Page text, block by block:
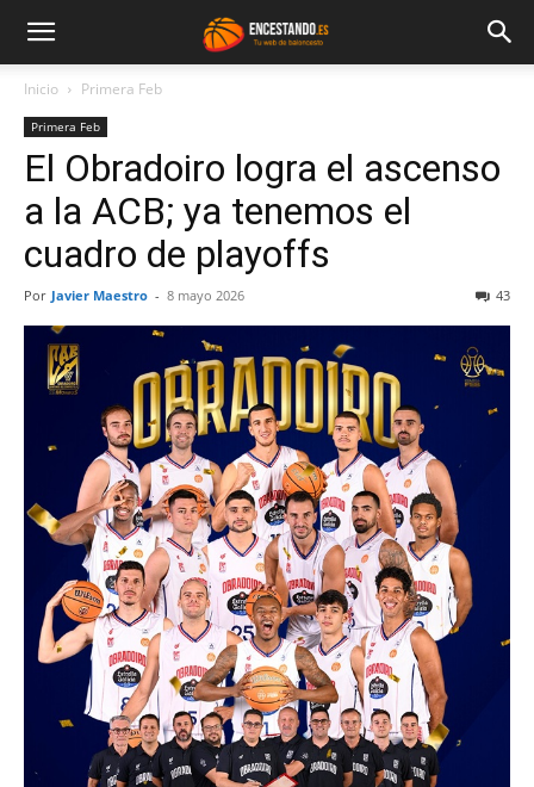
Inicio Primera Feb
Primera Feb
El Obradoiro logra el ascenso
a la ACB; ya tenemos el
cuadro de playoffs
Por Javier Maestro - 8 mayo 2026 43